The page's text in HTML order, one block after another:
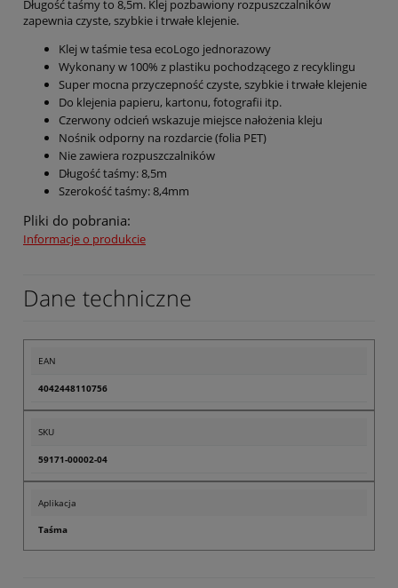
Długość taśmy to 8,5m. Klej pozbawiony rozpuszczalników
zapewnia czyste, szybkie i trwałe klejenie.
Klej w taśmie tesa ecoLogo jednorazowy
Wykonany w 100% z plastiku pochodzącego z recyklingu
Super mocna przyczepność czyste, szybkie i trwałe klejenie
Do klejenia papieru, kartonu, fotografii itp.
Czerwony odcień wskazuje miejsce nałożenia kleju
Nośnik odporny na rozdarcie (folia PET)
Nie zawiera rozpuszczalników
Długość taśmy: 8,5m
Szerokość taśmy: 8,4mm
Pliki do pobrania:
Informacje o produkcie
Dane techniczne
EAN
4042448110756
SKU
59171-00002-04
Aplikacja
Taśma